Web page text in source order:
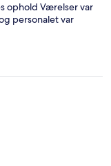
ophold Værelser var
personalet var